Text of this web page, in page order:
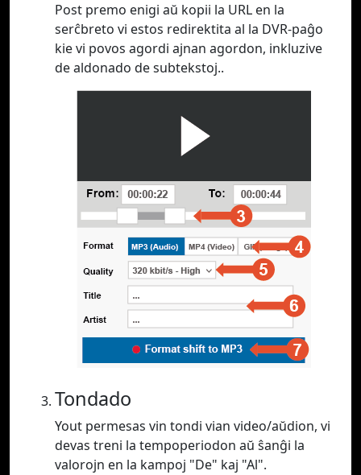
Post premo enigi aŭ kopii la URL en la
serĉbreto vi estos redirektita al la DVR-paĝo
kie vi povos agordi ajnan agordon, inkluzive
de aldonado de subtekstoj..
Tondado
Yout permesas vin tondi vian video/aŭdion, vi
devas treni la tempoperiodon aŭ ŝanĝi la
valorojn en la kampoj "De" kaj "Al".